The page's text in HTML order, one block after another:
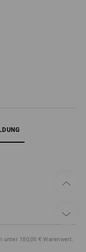
unter 180,00 € Warenwert.